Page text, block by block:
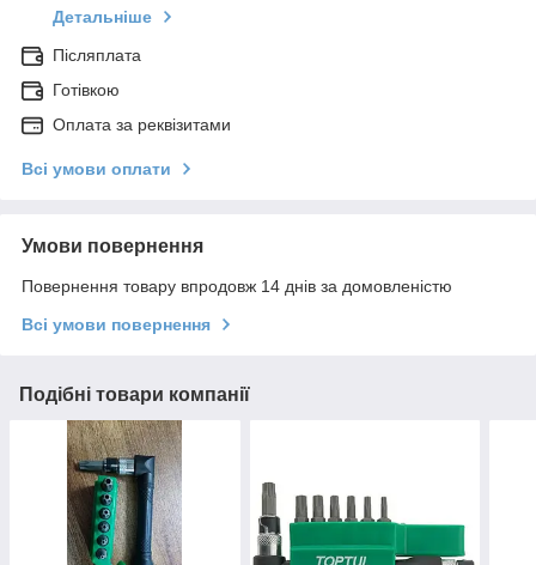
Детальніше
Післяплата
Готівкою
Оплата за реквізитами
Всі умови оплати
Умови повернення
Повернення товару впродовж 14 днів за домовленістю
Всі умови повернення
Подібні товари компанії